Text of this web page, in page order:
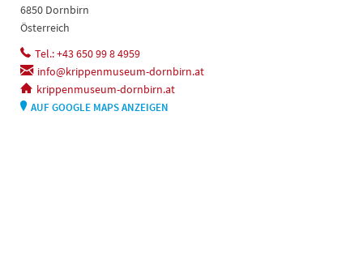
6850 Dornbirn
Österreich
Tel.: +43 650 99 8 4959
info@krippenmuseum-dornbirn.at
krippenmuseum-dornbirn.at
AUF GOOGLE MAPS ANZEIGEN